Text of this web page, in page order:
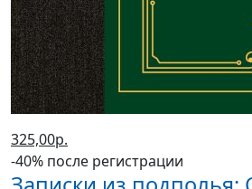
325,00р.
-40% после регистрации